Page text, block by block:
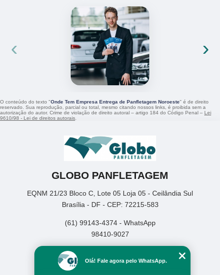
‹ ›
O conteúdo do texto "Onde Tem Empresa Entrega de Panfletagem Noroeste" é de direito
reservado. Sua reprodução, parcial ou total, mesmo citando nossos links, é proibida sem a
autorização do autor. Crime de violação de direito autoral – artigo 184 do Código Penal – Lei
9610/98 - Lei de direitos autorais.
GLOBO PANFLETAGEM
EQNM 21/23 Bloco C, Lote 05 Loja 05 - Ceilândia Sul
Brasília - DF - CEP: 72215-583
(61) 99143-4374 - WhatsApp
98410-9027
Empresa
Olá! Fale agora pelo WhatsApp.